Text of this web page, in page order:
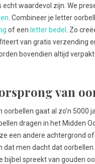
waardevol zijn. We
. Combineer je letter
of een letter bedel
. Zo
van gratis verzending
bovendien altijd
van
oorbellen gaat al zo’n 5000
dragen in het Midden
een andere achtergrond
dat men dacht dat
bijbel spreekt van gouden